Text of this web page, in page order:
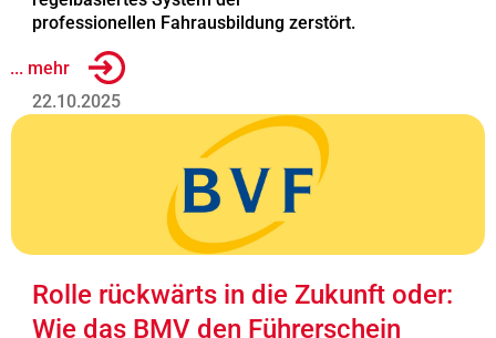
professionellen Fahrausbildung zerstört.
... mehr
22.10.2025
Rolle rückwärts in die Zukunft oder:
Wie das BMV den Führerschein